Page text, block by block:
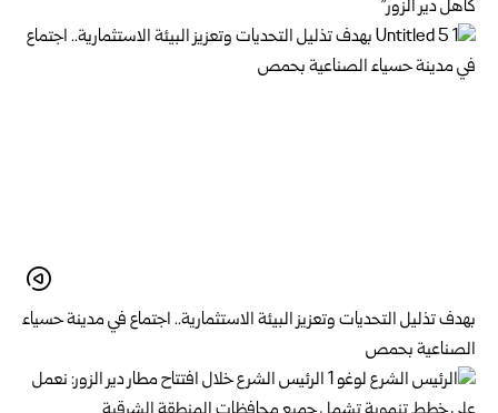
كاهل دير الزور”
بهدف تذليل التحديات وتعزيز البيئة الاستثمارية.. اجتماع في مدينة حسياء
الصناعية بحمص